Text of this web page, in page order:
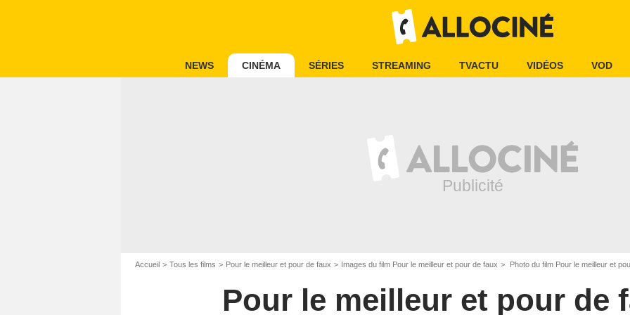
NEWS CINÉMA SÉRIES STREAMING TVACTU VIDÉOS VOD
Accueil Tous les films Pour le meilleur et pour de faux Images du film Pour le meilleur et pour de faux Photo du film Pour le meilleur et
Pour le meilleur et pour de